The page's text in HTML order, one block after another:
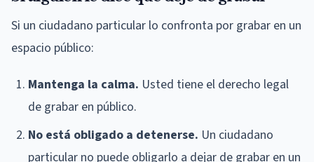
Si un ciudadano particular lo confronta por grabar en un
espacio público:
Mantenga la calma. Usted tiene el derecho legal
de grabar en público.
No está obligado a detenerse. Un ciudadano
particular no puede obligarlo a dejar de grabar en un